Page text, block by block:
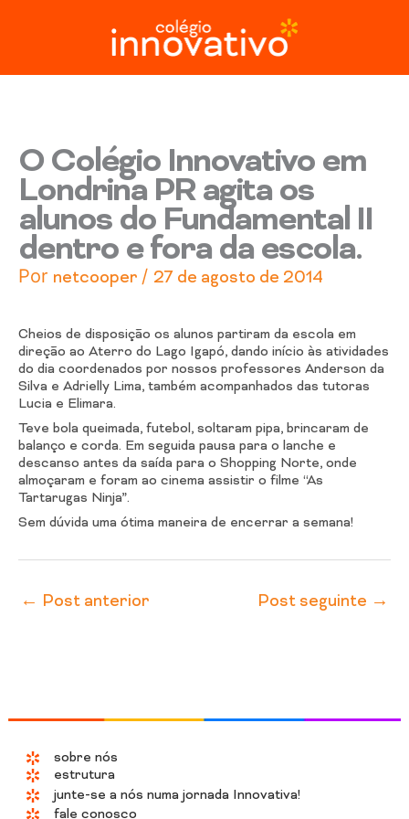
conteúdo
O Colégio Innovativo em
Londrina PR agita os
alunos do Fundamental II
dentro e fora da escola.
Por netcooper / 27 de agosto de 2014
Cheios de disposição os alunos partiram da escola em
direção ao Aterro do Lago Igapó, dando início às atividades
do dia coordenados por nossos professores Anderson da
Silva e Adrielly Lima, também acompanhados das tutoras
Lucia e Elimara.
Teve bola queimada, futebol, soltaram pipa, brincaram de
balanço e corda. Em seguida pausa para o lanche e
descanso antes da saída para o Shopping Norte, onde
almoçaram e foram ao cinema assistir o filme “As
Tartarugas Ninja”.
Sem dúvida uma ótima maneira de encerrar a semana!
← Post anterior Post seguinte →
sobre nós
estrutura
junte-se a nós numa jornada Innovativa!
fale conosco